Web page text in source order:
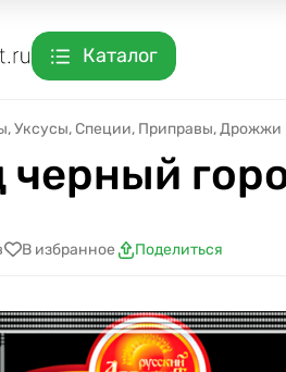
Каталог
Уксусы, Специи, Приправы, Дрожжи
черный
В избранное Поделиться